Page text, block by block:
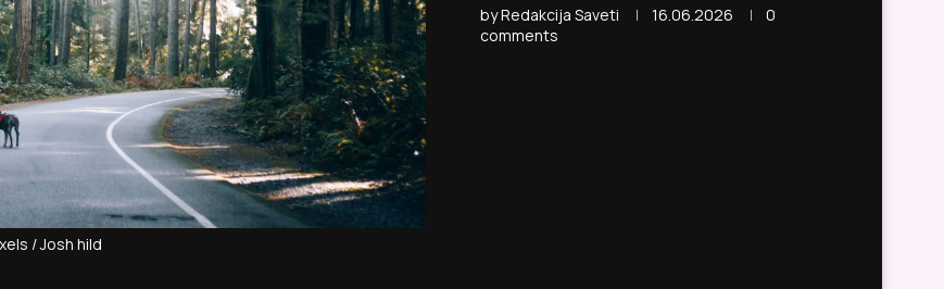
byRedakcija Saveti 16.06.2026
0
comments
/ Josh hild